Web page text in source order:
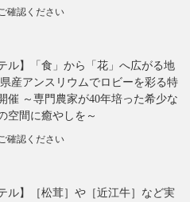
確認ください
ル】「食」から「花」へ広がる地
産アンスリウムでロビーを彩る特
催 ～専門農家が40年培った希少な
空間に癒やしを～
確認ください
ル】［松茸］や［近江牛］など実